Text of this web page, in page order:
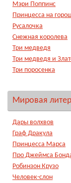
Мэри Поппинс
Принцесса на
Русалочка
Снежная королева
Три медведя
Три медведя и
Три поросенка
Мировая
Дары волхвов
Граф Дракула
Принцесса Марса
Про Джеймса
Робинзон Крузо
Человек-слон